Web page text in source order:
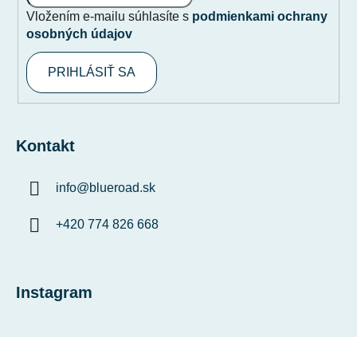
Vložením e-mailu súhlasíte s podmienkami ochrany
osobných údajov
PRIHLÁSIŤ SA
Kontakt
info@blueroad.sk
+420 774 826 668
Instagram